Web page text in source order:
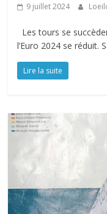
9 juillet 2024
Les tours se
l’Euro 2024 se réduit.
Lire la suite